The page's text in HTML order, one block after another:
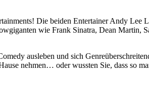
Die beiden Entertainer Andy Lee
wie Frank Sinatra, Dean Martin,
ausleben und sich
nehmen… oder wussten Sie, dass so